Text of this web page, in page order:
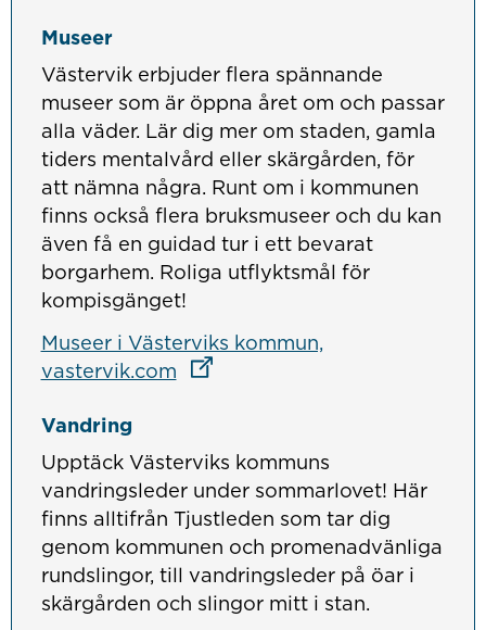
Museer
Västervik erbjuder flera spännande
museer som är öppna året om och passar
alla väder. Lär dig mer om staden, gamla
tiders mentalvård eller skärgården, för
att nämna några. Runt om i kommunen
finns också flera bruksmuseer och du kan
även få en guidad tur i ett bevarat
borgarhem. Roliga utflyktsmål för
kompisgänget!
Museer i Västerviks kommun,
vastervik.comLänk till annan webbplats
Länk till annan webbplats
Vandring
Upptäck Västerviks kommuns
vandringsleder under sommarlovet! Här
finns alltifrån Tjustleden som tar dig
genom kommunen och promenadvänliga
rundslingor, till vandringsleder på öar i
skärgården och slingor mitt i stan.